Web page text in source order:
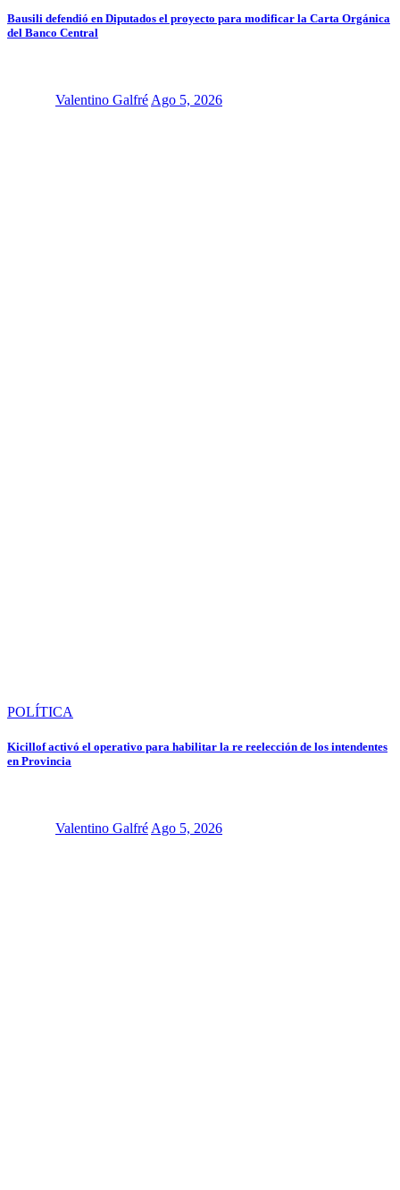
Bausili defendió en Diputados el proyecto para modificar la Carta Orgánica
del Banco Central
Valentino Galfré Ago 5, 2026
POLÍTICA
Kicillof activó el operativo para habilitar la re reelección de los intendentes
en Provincia
Valentino Galfré Ago 5, 2026